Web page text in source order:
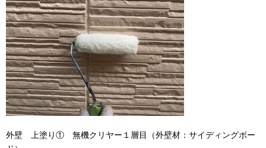
外壁 上塗り① 無機クリヤー１層目（外壁材：サイディングボー